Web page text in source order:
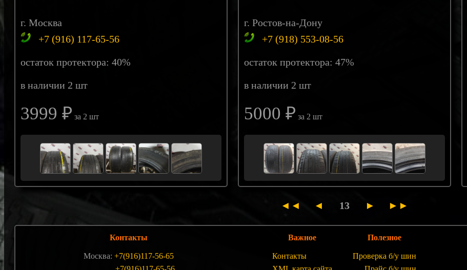
г. Москва
+7 (916) 117-65-56
остаток протектора: 40%
в наличии 2 шт
3999 ₽ за 2 шт
г. Ростов-на-Дону
+7 (918) 553-08-56
остаток протектора: 47%
в наличии 2 шт
5000 ₽ за 2 шт
◄◄ ◄ 13 ► ►►
Контакты
Москва: +7(916)117-56-65
Важное
Контакты
Полезное
Проверка б/у шин